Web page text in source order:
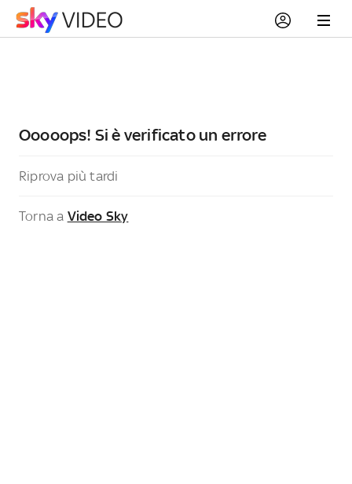
Ooooops! Si è verificato un errore
Riprova più tardi
Torna a Video Sky